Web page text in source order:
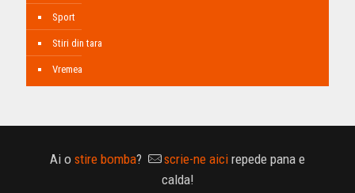
Sport
Stiri din tara
Vremea
Ai o stire bomba? scrie-ne aici repede pana e
calda!